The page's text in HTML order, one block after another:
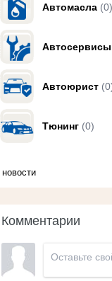
Автомасла (0)
Автосервисы
Автоюрист
Тюнинг (0)
новости
Комментарии